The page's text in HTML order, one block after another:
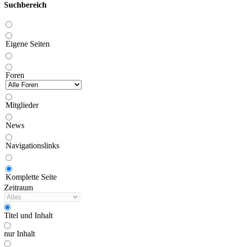
Suchbereich
Eigene Seiten
Foren
Mitglieder
News
Navigationslinks
Komplette Seite
Zeitraum
Titel und Inhalt
nur Inhalt